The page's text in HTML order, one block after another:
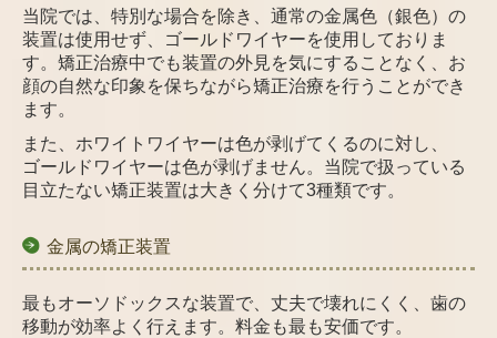
当院では、特別な場合を除き、通常の金属色（銀色）の
装置は使用せず、ゴールドワイヤーを使用しておりま
す。矯正治療中でも装置の外見を気にすることなく、お
顔の自然な印象を保ちながら矯正治療を行うことができ
ます。
また、ホワイトワイヤーは色が剥げてくるのに対し、
ゴールドワイヤーは色が剥げません。当院で扱っている
目立たない矯正装置は大きく分けて3種類です。
金属の矯正装置
最もオーソドックスな装置で、丈夫で壊れにくく、歯の
移動が効率よく行えます。料金も最も安価です。